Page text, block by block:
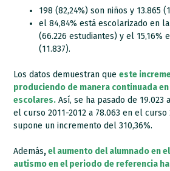
198 (82,24%) son niños y 13.865
el 84,84% está escolarizado en
(66.226 estudiantes) y el 15,16%
(11.837).
Los datos demuestran queeste
produciendo de manera continuada
escolares. Así, se ha pasado de
el curso 2011-2012 a 78.063 en el curso
supone un incremento del 310,36%.
Además,el aumento del alumnado en
autismo en el periodo de referencia